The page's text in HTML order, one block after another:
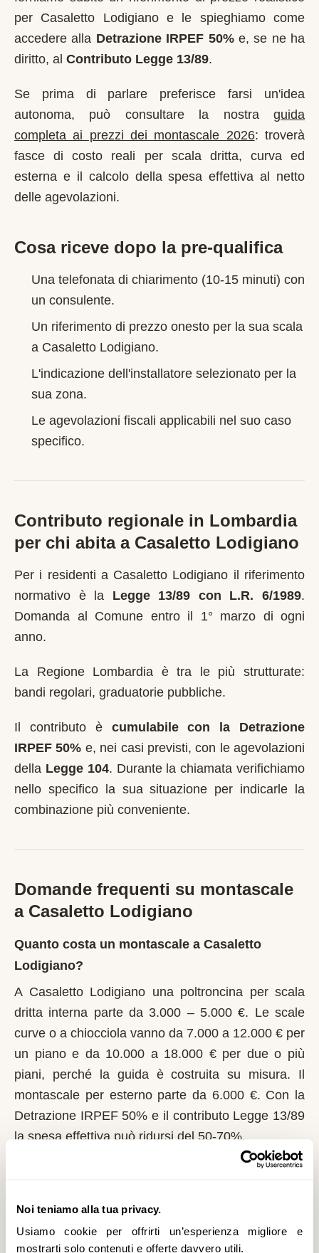
Noi teniamo alla tua privacy.
Usiamo cookie per offrirti un’esperienza migliore e
mostrarti solo contenuti e offerte davvero utili.
per Casaletto Lodigianoe le spieghiamo come
accedere alla Detrazione IRPEF 50%e, se ne ha
diritto, al Contributo Legge 13/89.
Se prima di parlare preferisce farsi un'idea
autonoma, può consultare la nostra
guida
completa ai prezzi dei montascale 2026: troverà
fasce di costo reali per scala dritta, curva ed
esterna e il calcolo della spesa effettiva al netto
delle agevolazioni.
Cosa riceve dopo la pre-qualifica
Una telefonata di chiarimento (10-15 minuti) con
un consulente.
Un riferimento di prezzo onesto per la sua scala
a Casaletto Lodigiano.
L'indicazione dell'installatore selezionato per la
sua zona.
Le agevolazioni fiscali applicabili nel suo caso
specifico.
Contributo regionale in Lombardia
per chi abita a Casaletto Lodigiano
Per i residenti a Casaletto Lodigiano il riferimento
normativo è la
Legge 13/89 con L.R. 6/1989.
Domanda al Comune entro il 1° marzo di ogni
anno.
La Regione Lombardia è tra le più strutturate:
bandi regolari, graduatorie pubbliche.
Il contributo è cumulabile con la Detrazione
IRPEF 50% e, nei casi previsti, con le agevolazioni
della Legge 104. Durante la chiamata verifichiamo
nello specifico la sua situazione per indicarle la
combinazione più conveniente.
Domande frequenti su montascale
a Casaletto Lodigiano
Quanto costa un montascale a Casaletto
Lodigiano?
A Casaletto Lodigiano una poltroncina per scala
dritta interna parte da 3.000 – 5.000 €. Le scale
curve o a chiocciola vanno da 7.000 a 12.000 € per
un piano e da 10.000 a 18.000 € per due o più
piani, perché la guida è costruita su misura. Il
montascale per esterno parte da 6.000 €. Con la
Detrazione IRPEF 50% e il contributo Legge 13/89
la spesa effettiva può ridursi del 50-70%.
13/89 con L.R. 6/1989. Domanda al Comune entro